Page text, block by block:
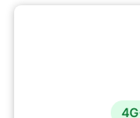
4G